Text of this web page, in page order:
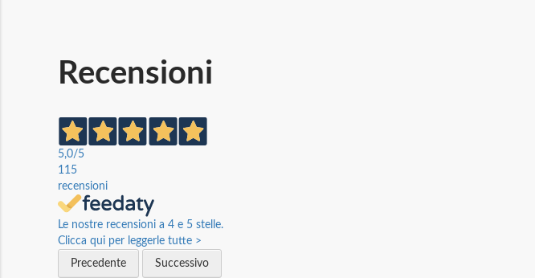
Recensioni
5,0/5
115
recensioni
Le nostre recensioni a 4 e 5 stelle.
Clicca qui per leggerle tutte >
Precedente
Successivo